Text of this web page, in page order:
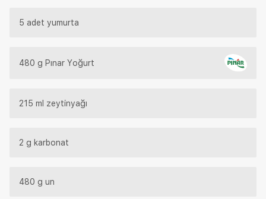
5 adet yumurta
480 g Pınar Yoğurt
215 ml zeytinyağı
2 g karbonat
480 g un